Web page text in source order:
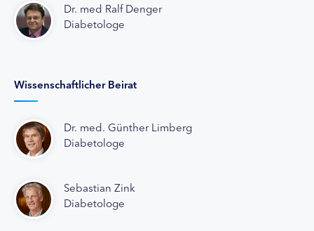
Dr. med Ralf Denger
Diabetologe
Wissenschaftlicher Beirat
Dr. med. Günther Limberg
Diabetologe
Sebastian Zink
Diabetologe